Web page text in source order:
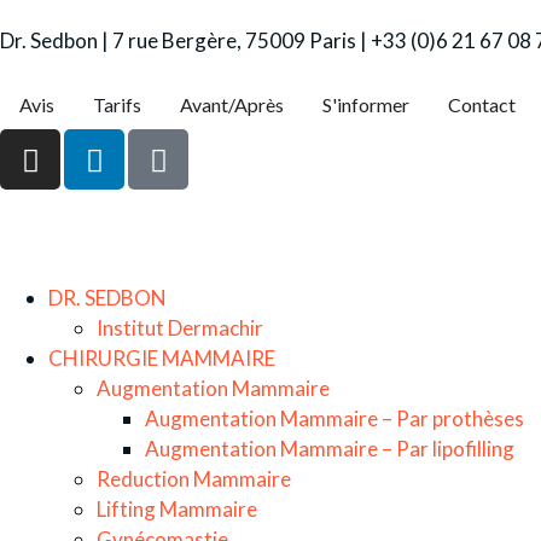
Dr. Sedbon | 7 rue Bergère, 75009 Paris | +33 (0)6 21 67 08
Avis Tarifs Avant/Après S'informer Contact
DR. SEDBON
Institut Dermachir
CHIRURGIE MAMMAIRE
Augmentation Mammaire
Augmentation Mammaire – Par prothèses
Augmentation Mammaire – Par lipofilling
Reduction Mammaire
Lifting Mammaire